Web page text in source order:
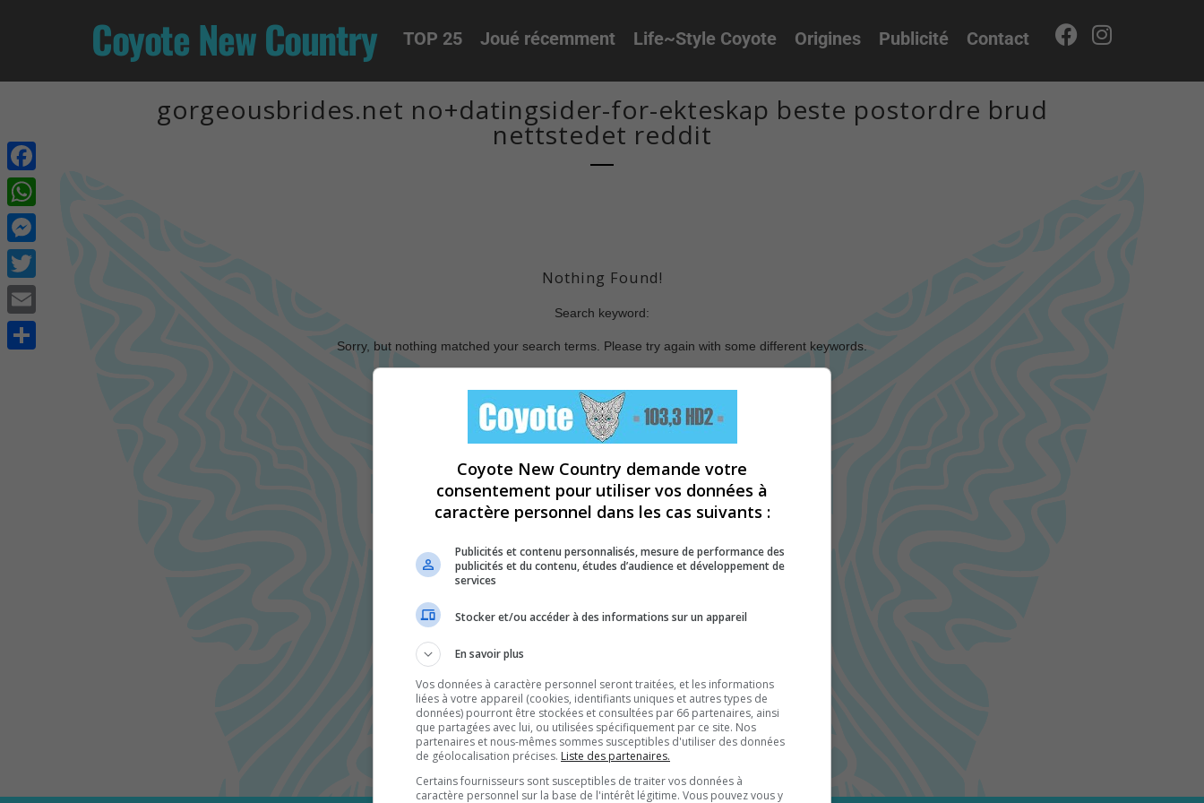
Coyote New Country TOP 25 Joué récemment Life~Style Coyote Origines Publicité Contact
gorgeousbrides.net no+datingsider-for-ekteskap beste postordre brud
nettstedet reddit
Nothing Found!
Search keyword:
Sorry, but nothing matched your search terms. Please try again with some different keywords.
Facebook
WhatsApp
Messenger
Twitter
Email
Coyote New Country demande votre
consentement pour utiliser vos données à
caractère personnel dans les cas suivants :
Publicités et contenu personnalisés, mesure de performance des
publicités et du contenu, études d’audience et développement de
services
Stocker et/ou accéder à des informations sur un appareil
En savoir plus
Vos données à caractère personnel seront traitées, et les informations
liées à votre appareil (cookies, identifiants uniques et autres types de
données) pourront être stockées et consultées par 66 partenaires, ainsi
que partagées avec lui, ou utilisées spécifiquement par ce site. Nos
partenaires et nous-mêmes sommes susceptibles d'utiliser des données
de géolocalisation précises. Liste des partenaires.
Certains fournisseurs sont susceptibles de traiter vos données à
caractère personnel sur la base de l'intérêt légitime. Vous pouvez vous y